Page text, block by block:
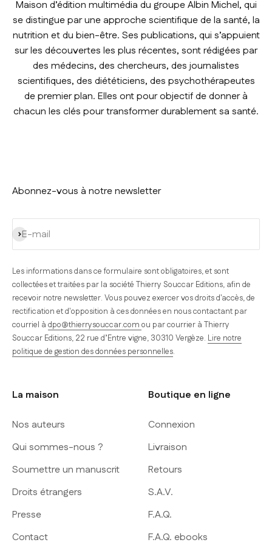
Maison d’édition multimédia du groupe Albin Michel, qui
se distingue par une approche scientifique de la santé, la
nutrition et du bien-être. Ses publications, qui s’appuient
sur les découvertes les plus récentes, sont rédigées par
des médecins, des chercheurs, des journalistes
scientifiques, des diététiciens, des psychothérapeutes
de premier plan. Elles ont pour objectif de donner à
chacun les clés pour transformer durablement sa santé.
Abonnez-vous à notre newsletter
E-mail
S'inscrire
Les informations dans ce formulaire sont obligatoires, et sont
collectées et traitées par la société Thierry Souccar Editions, afin de
recevoir notre newsletter. Vous pouvez exercer vos droits d'accès, de
rectification et d'opposition à ces données en nous contactant par
courriel à dpo@thierrysouccar.com ou par courrier à Thierry
Souccar Editions, 22 rue d’Entre vigne, 30310 Vergèze. Lire notre
politique de gestion des données personnelles.
La maison
Nos auteurs
Qui sommes-nous ?
Soumettre un manuscrit
Droits étrangers
Presse
Contact
Boutique en ligne
Connexion
Livraison
Retours
S.A.V.
F.A.Q.
F.A.Q. ebooks